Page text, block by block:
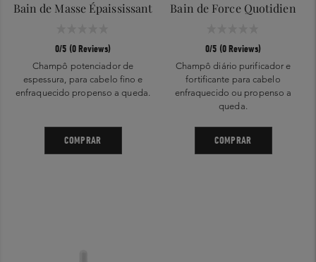
Bain de Masse Épaississant
0/5 (0 Reviews)
Champô potenciador de
espessura, para cabelo fino e
enfraquecido propenso a queda.
COMPRAR
Bain de Force Quotidien
0/5 (0 Reviews)
Champô diário purificador e
fortificante para cabelo
enfraquecido ou propenso a
queda.
COMPRAR